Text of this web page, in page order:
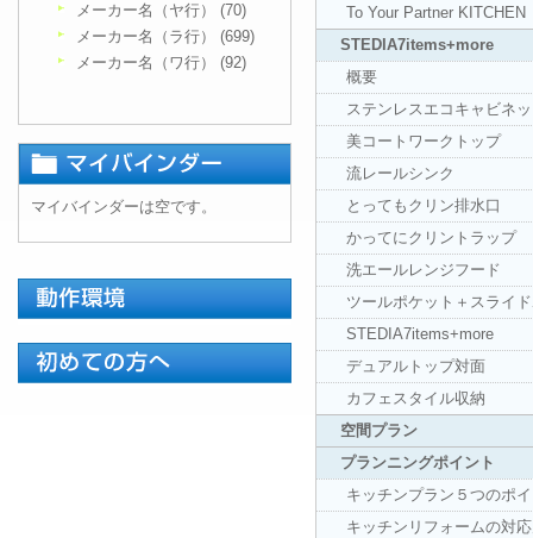
To Your Partner KITCHEN
STEDIA7items+more
概要
ステンレスエコキャビネ
美コートワークトップ
流レールシンク
とってもクリン排水口
かってにクリントラップ
洗エールレンジフード
ツールポケット＋スライ
STEDIA7items+more
デュアルトップ対面
カフェスタイル収納
空間プラン
プランニングポイント
キッチンプラン５つのポ
キッチンリフォームの対
メーカー名（ヤ行） (70)
メーカー名（ラ行） (699)
メーカー名（ワ行） (92)
マイバインダーは空です。